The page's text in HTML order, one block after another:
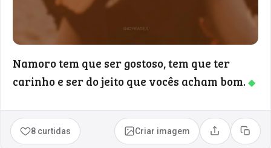
Namoro tem que ser gostoso, tem que ter
carinho e ser do jeito que vocês acham bom.◆
8 curtidas Criar imagem Compartilhar
Copiar